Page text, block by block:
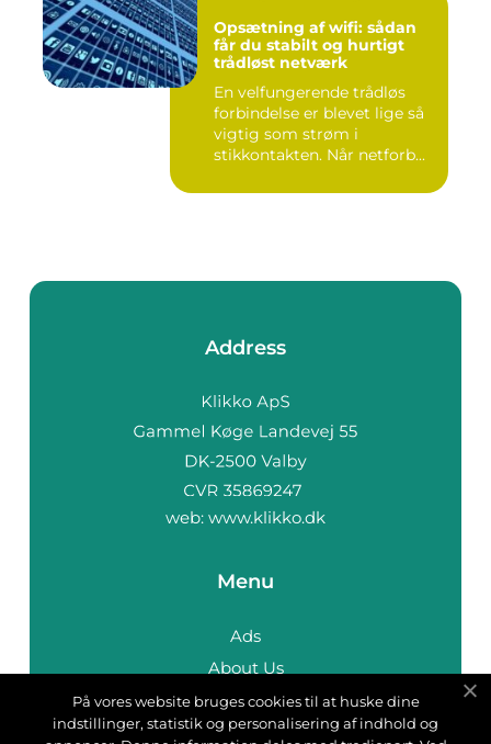
Opsætning af wifi: sådan
får du stabilt og hurtigt
trådløst netværk
En velfungerende trådløs
forbindelse er blevet lige så
vigtig som strøm i
stikkontakten. Når netforb...
Address
web: www.klikko.dk
Menu
Ads
About Us
Cookies
Contact
På vores website bruges cookies til at huske dine
indstillinger, statistik og personalisering af indhold og